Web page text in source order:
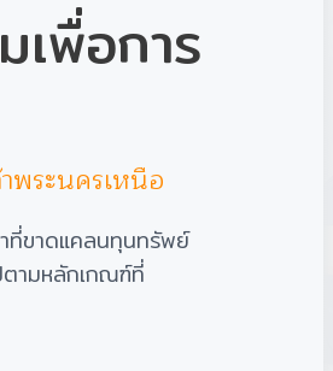
พื่อการ
พระนครเหนือ
ที่ขาดแคลนทุนทรัพย์
ตามหลักเกณฑ์ที่